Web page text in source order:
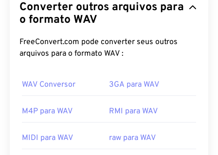
compactados. WAV é o resultado da iteração entre
IBM e Windows de um
maiores que os arquivosM4AeMP3, o que os
torna menos práticos para uso doméstico em
programas como
VLC Media Player
Converter outros arquivos para
o formato WAV
FreeConvert.com pode converter seus outros
arquivos para o formato WAV :
WAV Conversor 3GA para WAV
M4P para WAV RMI para WAV
MIDI para WAV raw para WAV